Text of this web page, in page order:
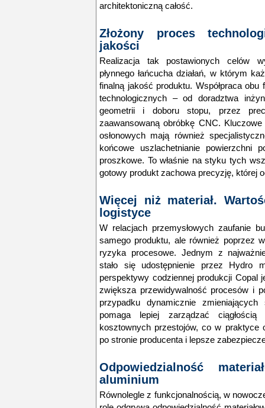
architektoniczną całość.
Złożony proces
jakości
Realizacja tak postawionych celów
płynnego łańcucha działań, w którym
finalną jakość produktu. Współpraca obu
technologicznych – od doradztwa
geometrii i doboru stopu, przez
zaawansowaną obróbkę CNC.
osłonowych mają również
końcowe uszlachetnianie powierzchni
proszkowe. To właśnie na styku tych
gotowy produkt zachowa precyzję, której
Więcej niż materiał.
logistyce
W relacjach przemysłowych zaufanie
samego produktu, ale również poprzez
ryzyka procesowe. Jednym z
stało się udostępnienie przez Hydro
perspektywy codziennej produkcji Copal
zwiększa przewidywalność procesów i
przypadku dynamicznie
pomaga lepiej zarządzać
kosztownych przestojów, co w praktyce
po stronie producenta i lepsze
Odpowiedzialność
aluminium
Równolegle z funkcjonalnością, w